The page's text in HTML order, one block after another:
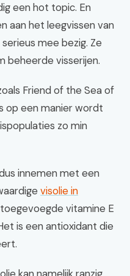
een hot topic. En
aan het leegvissen van
mee bezig. Ze
beheerde visserijen.
Friend of the Sea of
op een manier wordt
zo min
innemen met een
visolie in
vitamine E
is een antioxidant die